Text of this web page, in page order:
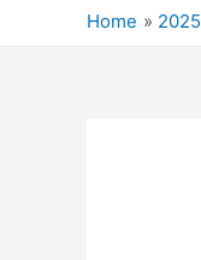
Home 2025